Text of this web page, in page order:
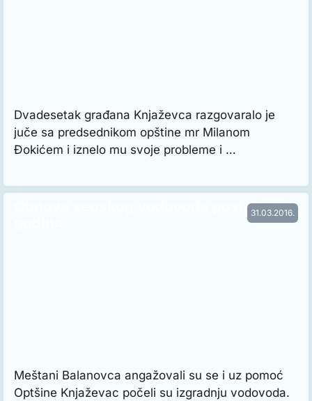
Dvadesetak građana Knjaževca razgovaralo je
juče sa predsednikom opštine mr Milanom
Đokićem i iznelo mu svoje probleme i …
31.03.2016.
Obnova seoskog vodovoda posle 50
Meštani Balanovca angažovali su se i uz pomoć
Optšine Knjaževac počeli su izgradnju vodovoda.